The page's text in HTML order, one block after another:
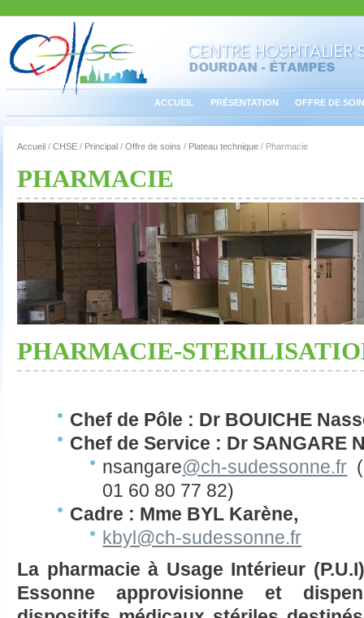
ACCUEIL PRÉSENTATION OFFRE DE
Accueil / CHSE / Principal / Offre de soins / Plateau technique / Pharmacie
PHARMACIE
PHARMACIE-
Chef de Pôle : Dr BOUICHE
Chef de Service : Dr SANGARE
nsangare@ch-sudessonne.fr
01 60 80 77 82)
Cadre : Mme BYL Karène,
kbyl@ch-sudessonne.fr
La pharmacie à Usage Intérieur
Essonne approvisionne et